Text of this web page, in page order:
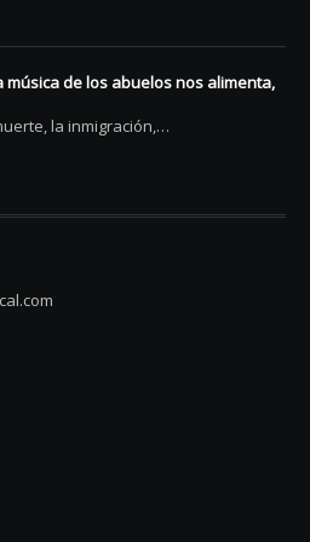
música de los abuelos nos alimenta,
la inmigración,…